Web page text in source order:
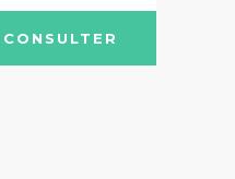
CONSULTER